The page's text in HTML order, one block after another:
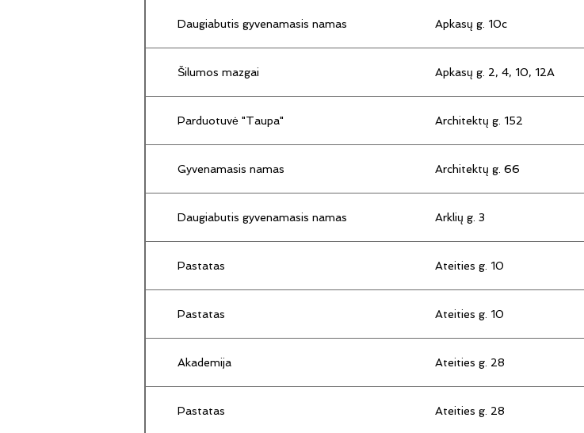
Daugiabutis gyvenamasis namas Apkasų g. 10c
Šilumos mazgai Apkasų g. 2, 4, 10, 12A
Parduotuvė "Taupa" Architektų g. 152
Gyvenamasis namas Architektų g. 66
Daugiabutis gyvenamasis namas Arklių g. 3
Pastatas Ateities g. 10
Pastatas Ateities g. 10
Akademija Ateities g. 28
Pastatas Ateities g. 28